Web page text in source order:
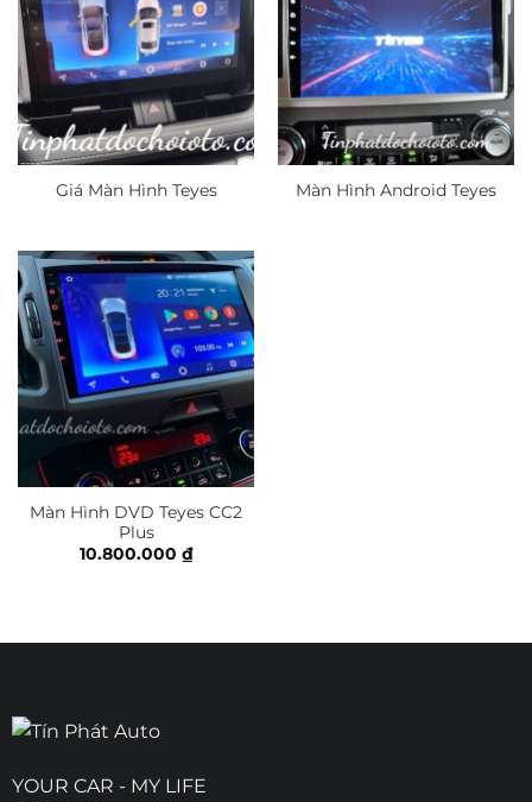
Giá Màn Hình Teyes Màn Hình Android Teyes
Màn Hình DVD Teyes CC2
Plus
10.800.000 ₫
YOUR CAR - MY LIFE